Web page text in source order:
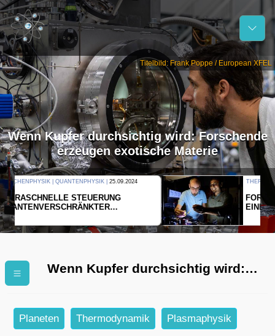
Titelbild: Frank Poppe / European XFEL
Wenn Kupfer durchsichtig wird: Forschende
erzeugen exotische Materie
THERMODYNAMIK | WELLENLEHRE | 23.09.2024
FORSCHER ERZEUGEN
EINDIMENSIONALES GAS AUS LICHT
Wenn Kupfer durchsichtig wird:
Planeten Thermodynamik Plasmaphysik